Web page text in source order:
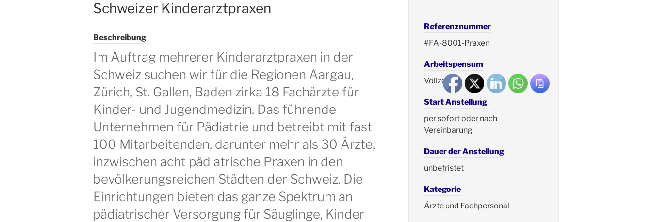
Schweizer Kinderarztpraxen
Beschreibung
Im Auftrag mehrerer Kinderarztpraxen in der
Schweiz suchen wir für die Regionen Aargau,
Zürich, St. Gallen, Baden zirka 18 Fachärzte für
Kinder- und Jugendmedizin. Das führende
Unternehmen für Pädiatrie und betreibt mit fast
100 Mitarbeitenden, darunter mehr als 30 Ärzte,
inzwischen acht pädiatrische Praxen in den
bevölkerungsreichen Städten der Schweiz. Die
Einrichtungen bieten das ganze Spektrum an
pädiatrischer Versorgung für Säuglinge, Kinder
Referenznummer
#FA-8001-Praxen
Arbeitspensum
Vollzeit
Start Anstellung
per sofort oder nach
Vereinbarung
Dauer der Anstellung
unbefristet
Kategorie
Ärzte und Fachpersonal